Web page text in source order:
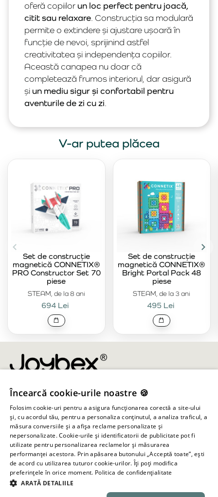
oferă copiilorun loc perfect pentru joacă,
citit sau relaxare. Construcția sa modulară
permite o extindere și ajustare ușoară în
funcție de nevoi, sprijinind astfel
creativitatea și independența copiilor.
Această canapea nu doar că
completează frumos interiorul, dar asigură
șiun mediu sigur și confortabil pentru
aventurile de zi cu zi.
V-ar putea plăcea
STEAM, de la 8 ani
Set de construcție
magnetică CONNETIX®
PRO Constructor Set 70
piese
694 Lei
STEAM, de la 3 ani
Set de construcție
magnetică CONNETIX®
Bright Portal Pack 48
piese
495 Lei
info@joybex.ro
Linkuri utile
Cont
Informații despre magazin
Încearcă cookie-urile noastre 🍪
Folosim cookie-uri pentru a asigura funcționarea corectă a site-ului
și, cu acordul tău, pentru a personaliza conținutul, a analiza traficul, a
măsura conversiile și a afișa reclame personalizate și
nepersonalizate. Cookie-urile și identificatorii de publicitate pot fi
utilizate pentru personalizarea reclamelor și măsurarea
performanței acestora. Prin apăsarea butonului „Acceptă toate”, ești
de acord cu utilizarea tuturor cookie-urilor. Îți poți modifica
preferințele în orice moment. Politica de confidențialitate
ARATĂ DETALIILE